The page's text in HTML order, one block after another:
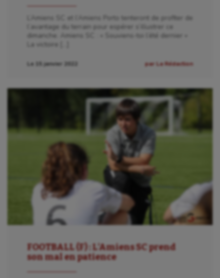
L’Amiens SC et l’Amiens Porto tenteront de profiter de
l’avantage du terrain pour espérer s’illustrer ce
dimanche. Amiens SC : « Souviens-toi l’été dernier »
La victoire […]
Le 15 janvier 2022 par La Rédaction
FOOTBALL (F) : L’Amiens SC prend
son mal en patience